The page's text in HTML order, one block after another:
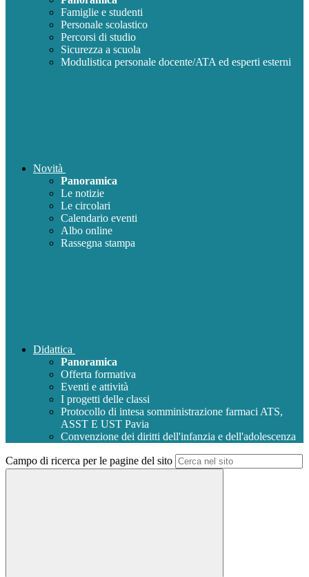
Famiglie e studenti
Personale scolastico
Percorsi di studio
Sicurezza a scuola
Modulistica personale docente/ATA ed esperti esterni
Novità
Panoramica
Le notizie
Le circolari
Calendario eventi
Albo online
Rassegna stampa
Didattica
Panoramica
Offerta formativa
Eventi e attività
I progetti delle classi
Protocollo di intesa somministrazione farmaci ATS,
ASST E UST Pavia
Convenzione dei diritti dell'infanzia e dell'adolescenza
Campo di ricerca per le pagine del sito